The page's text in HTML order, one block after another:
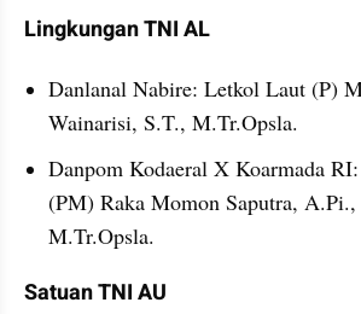
Lingkungan TNI AL
Danlanal Nabire: Letkol Laut (P)
Wainarisi, S.T., M.Tr.Opsla.
Danpom Kodaeral X Koarmada
(PM) Raka Momon Saputra,
M.Tr.Opsla.
Satuan TNI AU